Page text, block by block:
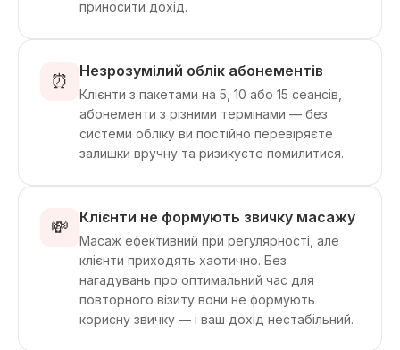
приносити дохід.
⏰ Незрозумілий облік абонементів
Клієнти з пакетами на 5, 10 або 15 сеансів,
абонементи з різними термінами — без
системи обліку ви постійно перевіряєте
залишки вручну та ризикуєте помилитися.
💸 Клієнти не формують звичку масажу
Масаж ефективний при регулярності, але
клієнти приходять хаотично. Без
нагадувань про оптимальний час для
повторного візиту вони не формують
корисну звичку — і ваш дохід нестабільний.